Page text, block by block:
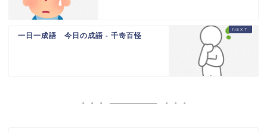
一日一成語 今日の成語 - 千奇百怪